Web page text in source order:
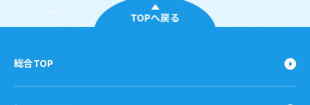
TOPへ戻る
総合TOP